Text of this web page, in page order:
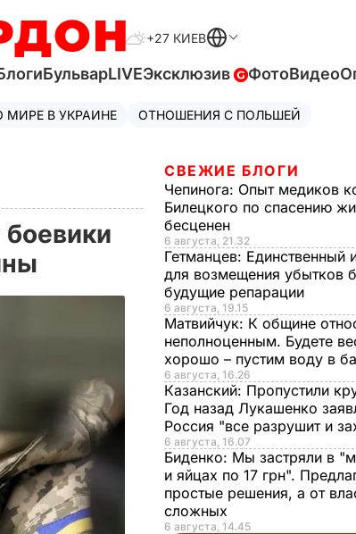
+27 КИЕВ
БульварLIVEЭксклюзив ФотоВидео
МИРЕ В УКРАИНЕ ОТНОШЕНИЯ С ПОЛЬШЕЙ
СВЕЖИЕ БЛОГИ
Чепинога: Опыт медиков
Билецкого по спасению
бесценен
6 августа, 21.32
Гетманцев: Единственный
для возмещения убытков
будущие репарации
6 августа, 19.15
Матвийчук: К общине
неполноценным. Будете
хорошо – пустим воду в
6 августа, 16.26
Казанский: Пропустили
Год назад Лукашенко
Россия "все разрушит и
6 августа, 16.07
Биденко: Мы застряли в
и яйцах по 17 грн".
простые решения, а от
сложных
6 августа, 14.45